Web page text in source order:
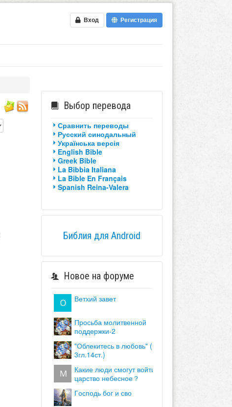
Вход Регистрация
Выбор перевода
Сравнить переводы
Русский синодальный
Українська версія
English Bible
Greek Bible
La Bibbia Italiana
La Bible En Français
Spanish Reina-Valera
Библия для Android
Новое на форуме
ветхий завет
просьба молитвенной
поддержки-2
"облекитесь в любовь" (кол.
3гл.14ст.)
какие люди смогут войти в
царство небесное？
господь бог и сво